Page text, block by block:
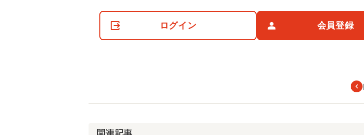
て
ログイン 会員登録
関連記事